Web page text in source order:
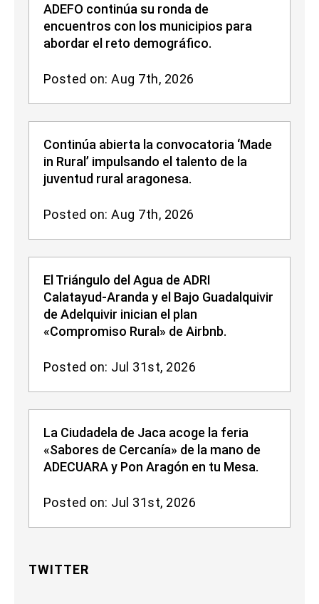
ADEFO continúa su ronda de
encuentros con los municipios para
abordar el reto demográfico.
Posted on: Aug 7th, 2026
Continúa abierta la convocatoria ‘Made
in Rural’ impulsando el talento de la
juventud rural aragonesa.
Posted on: Aug 7th, 2026
El Triángulo del Agua de ADRI
Calatayud-Aranda y el Bajo Guadalquivir
de Adelquivir inician el plan
«Compromiso Rural» de Airbnb.
Posted on: Jul 31st, 2026
La Ciudadela de Jaca acoge la feria
«Sabores de Cercanía» de la mano de
ADECUARA y Pon Aragón en tu Mesa.
Posted on: Jul 31st, 2026
TWITTER